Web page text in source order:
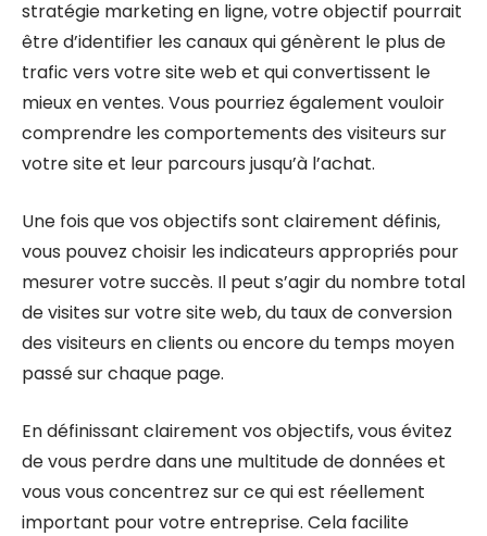
stratégie marketing en ligne, votre objectif pourrait
être d’identifier les canaux qui génèrent le plus de
trafic vers votre site web et qui convertissent le
mieux en ventes. Vous pourriez également vouloir
comprendre les comportements des visiteurs sur
votre site et leur parcours jusqu’à l’achat.
Une fois que vos objectifs sont clairement définis,
vous pouvez choisir les indicateurs appropriés pour
mesurer votre succès. Il peut s’agir du nombre total
de visites sur votre site web, du taux de conversion
des visiteurs en clients ou encore du temps moyen
passé sur chaque page.
En définissant clairement vos objectifs, vous évitez
de vous perdre dans une multitude de données et
vous vous concentrez sur ce qui est réellement
important pour votre entreprise. Cela facilite